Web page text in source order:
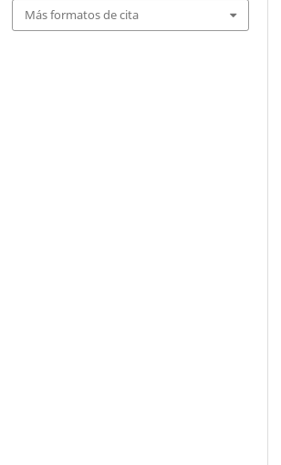
Más formatos de cita